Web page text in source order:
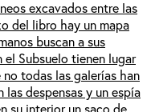
excavados entre las
del libro hay un mapa
buscan a sus
Subsuelo tienen lugar
todas las galerías han
despensas y un espía
su interior un saco de